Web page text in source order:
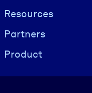
Resources
Partners
Product